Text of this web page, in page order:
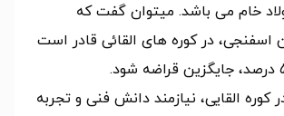
خام می باشد. میتوان گفت که
اسفنجی، در کوره های القائی قادر است
کوره القایی، نیازمند دانش فنی و تجربه